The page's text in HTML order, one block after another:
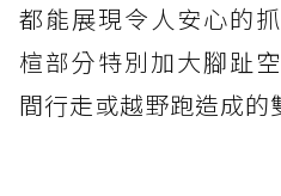
都能展現令人安心的
楦部分特別加大腳趾
間行走或越野跑造成的